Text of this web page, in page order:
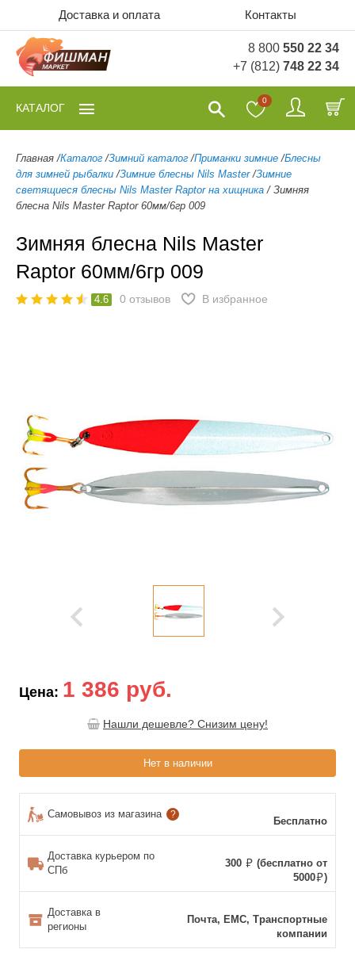
Доставка и оплата Контакты
8 800 550 22 34
+7 (812) 748 22 34
0
КАТАЛОГ
Главная /Каталог /Зимний каталог /Приманки зимние /Блесны
для зимней рыбалки /Зимние блесны Nils Master /Зимние
светящиеся блесны Nils Master Raptor на хищника / Зимняя
блесна Nils Master Raptor 60мм/6гр 009
Зимняя блесна Nils Master
Raptor 60мм/6гр 009
4.6 0 отзывов В избранное
Цена: 1 386 руб.
Нашли дешевле? Снизим цену!
Нет в наличии
Самовывоз из магазина ?
Бесплатно
Доставка курьером по
СПб
300
(бесплатно от
5000
)
Доставка в
регионы
Почта, ЕМС, Транспортные
компании